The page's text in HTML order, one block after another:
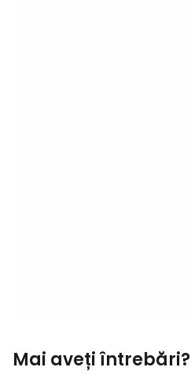
Mai aveți întrebări?